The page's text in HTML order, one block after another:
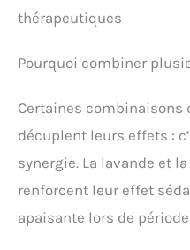
thérapeutiques
Pourquoi combiner
Certaines
décuplent leurs effets :
synergie. La lavande et
renforcent leur effet
apaisante lors de